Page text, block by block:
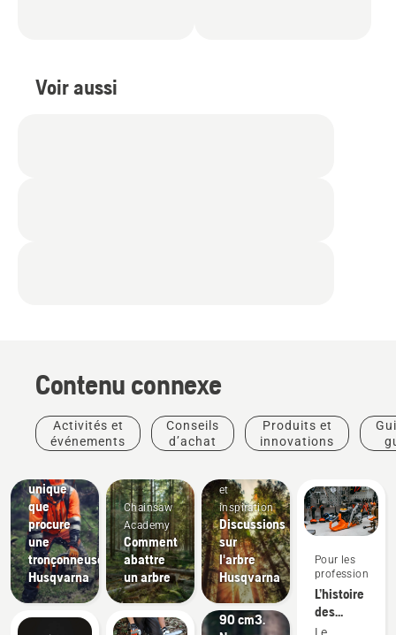
Voir aussi
Contenu connexe
Activités et
événements
Conseils
d’achat
Produits et
innovations
Découvrez
unique
que
procure
une
tronçonneuse
Husqvarna
Chainsaw
Academy
Comment
abattre
un arbre
et
inspiration
Discussions
sur
l'arbre
Husqvarna
Produits
et
innovations
Les
nouvelles
scies à
chaîne
de
90 cm3.
Pour les
professionnels
L’histoire
des
nouvelles
Le
Arboristes
et